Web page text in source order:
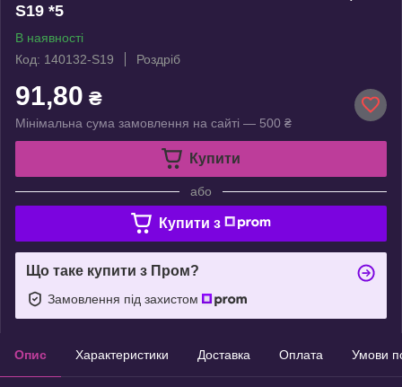
S19 *5
В наявності
Код: 140132-S19
Роздріб
91,80 ₴
Мінімальна сума замовлення на сайті — 500 ₴
Купити
або
Купити з
Що таке купити з Пром?
Замовлення під захистом
Опис Характеристики Доставка Оплата Умови